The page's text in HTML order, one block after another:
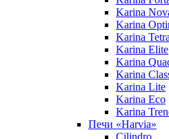
Karina
Karina
Karina Tetra
Karina Elite
Karina
Karina
Karina Lite
Karina Eco
Karina
Печи «Harvia»
Cilindro